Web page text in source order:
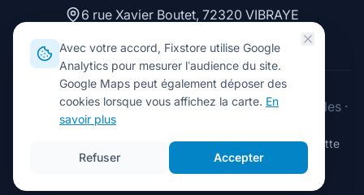
6 rue Xavier Boutet, 72320 VIBRAYE
Fixstore. Tous droits réservés. · Mentions légales ·
Gérer les cookies
SmartphoneTabletteConsoleE-cigarette
Avec votre accord, Fixstore utilise Google
Analytics pour mesurer l’audience du site.
Google Maps peut également déposer des
cookies lorsque vous affichez la carte. En
savoir plus
Refuser Accepter